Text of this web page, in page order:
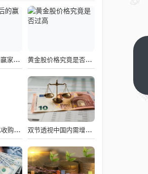
黄金暴涨背后的赢家与陷阱 黄金股价格究竟是否过高
扬杰科技拟22亿收购贝特电子，后者曾撤回IPO 双节透视中国内需增长密码